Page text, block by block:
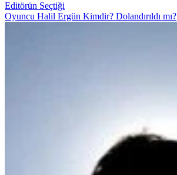
Editörün Seçtiği
Oyuncu Halil Ergün Kimdir? Dolandırıldı mı?